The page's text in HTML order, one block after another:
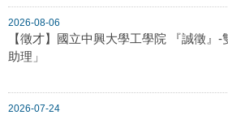
2026-08-06
【徵才】國立中興大學工學院 『誠徵』
助理」
2026-07-24